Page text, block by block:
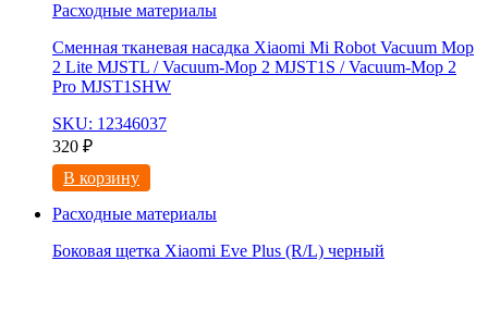
Расходные материалы
Сменная тканевая насадка Xiaomi Mi Robot Vacuum Mop
2 Lite MJSTL / Vacuum-Mop 2 MJST1S / Vacuum-Mop 2
Pro MJST1SHW
SKU: 12346037
320 ₽
В корзину
Расходные материалы
Боковая щетка Xiaomi Eve Plus (R/L) черный